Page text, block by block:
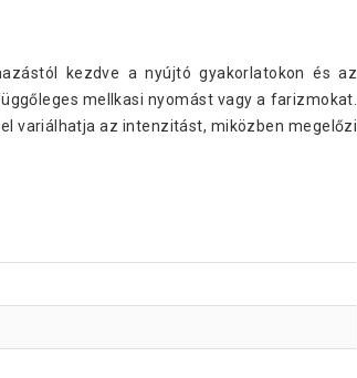
kezdve a nyújtó gyakorlatokon és az
mellkasi nyomást vagy a farizmokat.
variálhatja az intenzitást, miközben megelőzi